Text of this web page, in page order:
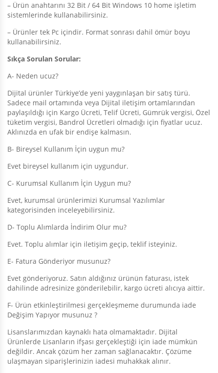
– Ürün anahtarını 32 Bit / 64 Bit Windows 10 home işletim
sistemlerinde kullanabilirsiniz.
– Ürünler tek Pc içindir. Format sonrası dahil ömür boyu
kullanabilirsiniz.
Sıkça Sorulan Sorular:
A- Neden ucuz?
Dijital ürünler Türkiye’de yeni yaygınlaşan bir satış türü.
Sadece mail ortamında veya Dijital iletişim ortamlarından
paylaşıldığı için Kargo Ücreti, Telif Ücreti, Gümrük vergisi, Özel
tüketim vergisi, Bandrol Ücretleri olmadığı için fiyatlar ucuz.
Aklınızda en ufak bir endişe kalmasın.
B- Bireysel Kullanım İçin uygun mu?
Evet bireysel kullanım için uygundur.
C- Kurumsal Kullanım İçin Uygun mu?
Evet, kurumsal ürünlerimizi Kurumsal Yazılımlar
kategorisinden inceleyebilirsiniz.
D- Toplu Alımlarda İndirim Olur mu?
Evet. Toplu alımlar için iletişim geçip, teklif isteyiniz.
E- Fatura Gönderiyor musunuz?
Evet gönderiyoruz. Satın aldığınız ürünün faturası, istek
dahilinde adresinize gönderilebilir, kargo ücreti alıcıya aittir.
F- Ürün etkinleştirilmesi gerçekleşmeme durumunda iade
Değişim Yapıyor musunuz ?
Lisanslarımızdan kaynaklı hata olmamaktadır. Dijital
Ürünlerde Lisanların ifşası gerçekleştiği için iade mümkün
değildir. Ancak çözüm her zaman sağlanacaktır. Çözüme
ulaşmayan siparişlerinizin iadesi muhakkak alınır.